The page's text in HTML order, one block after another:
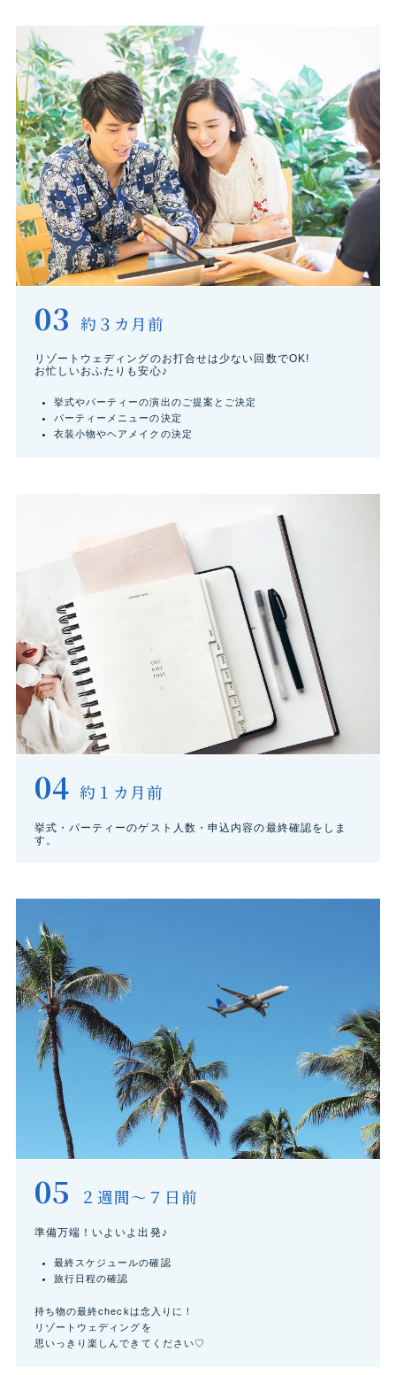
03 約３カ月前
リゾートウェディングのお打合せは少ない回数でOK!
お忙しいおふたりも安心♪
挙式やパーティーの演出のご提案とご決定
パーティーメニューの決定
衣装小物やヘアメイクの決定
04 約１カ月前
挙式・パーティーのゲスト人数・申込内容の最終確認をしま
す。
05 ２週間～７日前
準備万端！いよいよ出発♪
最終スケジュールの確認
旅行日程の確認
持ち物の最終checkは念入りに！
リゾートウェディングを
思いっきり楽しんできてください♡